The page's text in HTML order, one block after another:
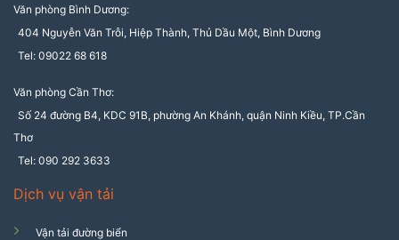
Văn phòng Bình Dương:
404 Nguyễn Văn Trỗi, Hiệp Thành, Thủ Dầu Một, Bình Dương
Tel: 09022 68 618
Văn phòng Cần Thơ:
Số 24 đường B4, KDC 91B, phường An Khánh, quận Ninh Kiều, TP.Cần
Thơ
Tel: 090 292 3633
Dịch vụ vận tải
Vận tải đường biển